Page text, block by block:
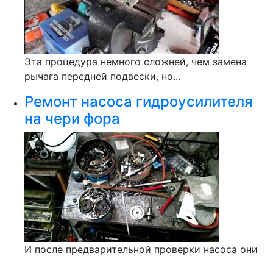
Эта процедура немного сложней, чем замена
рычага передней подвески, но...
Ремонт насоса гидроусилителя
на чери фора
И после предварительной проверки насоса они